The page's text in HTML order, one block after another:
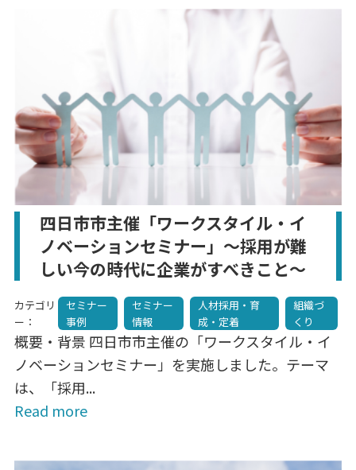
四日市市主催「ワークスタイル・イ
ノベーションセミナー」～採用が難
しい今の時代に企業がすべきこと～
カテゴリ
ー：
セミナー
事例
セミナー
情報
人材採用・育
成・定着
組織づ
くり
概要・背景 四日市市主催の「ワークスタイル・イ
ノベーションセミナー」を実施しました。テーマ
は、「採用...
Read more